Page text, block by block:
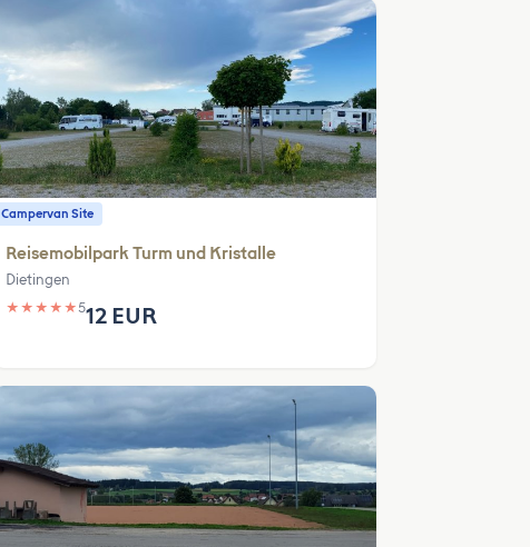
Campervan Site
Reisemobilpark Turm und Kristalle
Dietingen
★ ★ ★ ★ ★512 EUR